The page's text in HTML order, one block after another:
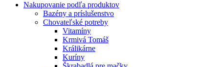
Nakupovanie podľa produktov
Bazény a príslušenstvo
Chovateľské potreby
Vitamíny
Krmivá Tomáš
Králikárne
Kuríny